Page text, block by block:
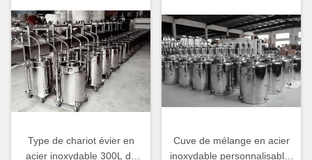
Type de chariot évier en
acier inoxydable 300L de
Cuve de mélange en acier
inoxydable personnalisable,